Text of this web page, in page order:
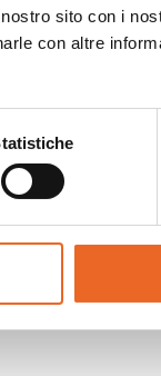
sito con i
con altre